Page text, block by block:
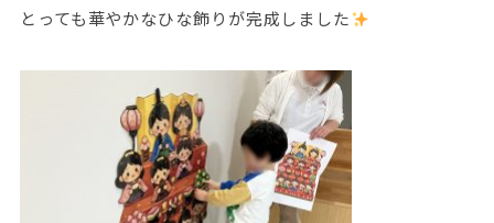
とっても華やかなひな飾りが完成しました